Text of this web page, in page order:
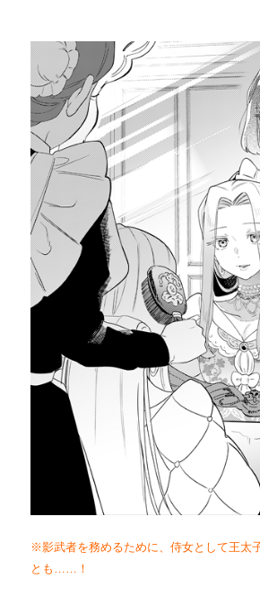
※影武者を務めるために、侍女として王太
とも……！